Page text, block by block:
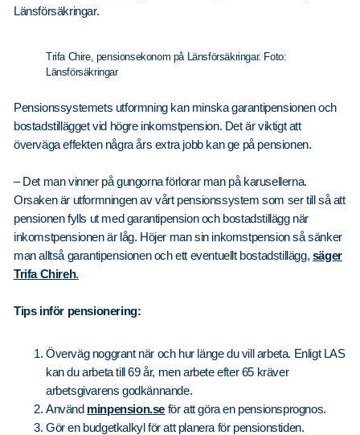
Länsförsäkringar.
Trifa Chire, pensionsekonom på Länsförsäkringar. Foto:
Länsförsäkringar
Pensionssystemets utformning kan minska garantipensionen och
bostadstillägget vid högre inkomstpension. Det är viktigt att
överväga effekten några års extra jobb kan ge på pensionen.
– Det man vinner på gungorna förlorar man på karusellerna.
Orsaken är utformningen av vårt pensionssystem som ser till så att
pensionen fylls ut med garantipension och bostadstillägg när
inkomstpensionen är låg. Höjer man sin inkomstpension så sänker
man alltså garantipensionen och ett eventuellt bostadstillägg, säger
Trifa Chireh.
Tips inför pensionering:
Överväg noggrant när och hur länge du vill arbeta. Enligt LAS
kan du arbeta till 69 år, men arbete efter 65 kräver
arbetsgivarens godkännande.
Använd minpension.se för att göra en pensionsprognos.
Gör en budgetkalkyl för att planera för pensionstiden.